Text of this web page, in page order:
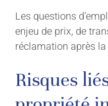
Les questions
enjeu de prix, de
réclamation après la
Risques